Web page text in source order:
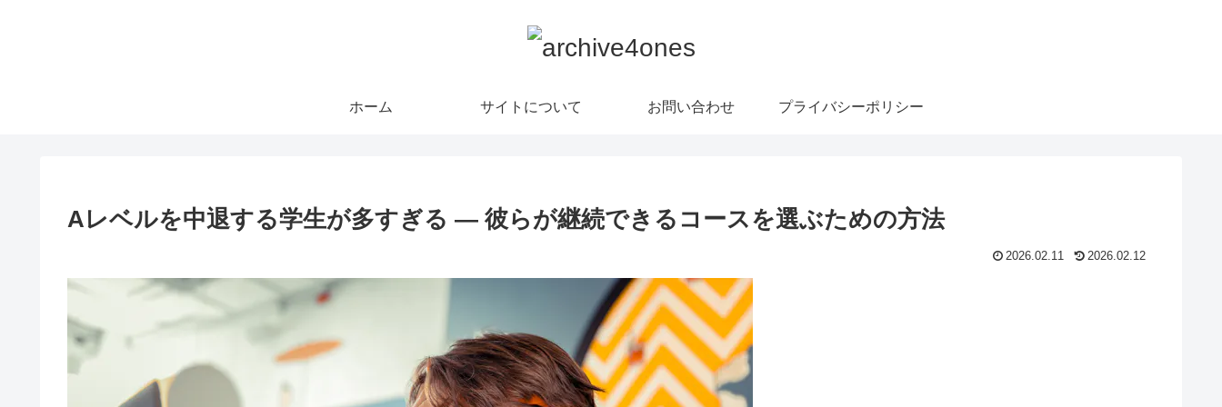
ホーム サイトについて お問い合わせ プライバシーポリシー
Aレベルを中退する学生が多すぎる ― 彼らが継続できるコースを選ぶための方法
2026.02.11 2026.02.12